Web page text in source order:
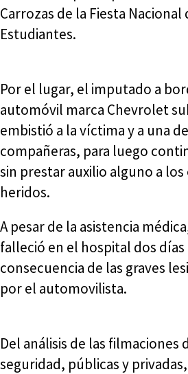
Carrozas de la Fiesta Nacional
Estudiantes.
Por el lugar, el imputado a
automóvil marca Chevrolet
embistió a la víctima y a una
compañeras, para luego
sin prestar auxilio alguno a
heridos.
A pesar de la asistencia
falleció en el hospital dos
consecuencia de las graves
por el automovilista.
Del análisis de las filmaciones
seguridad, públicas y